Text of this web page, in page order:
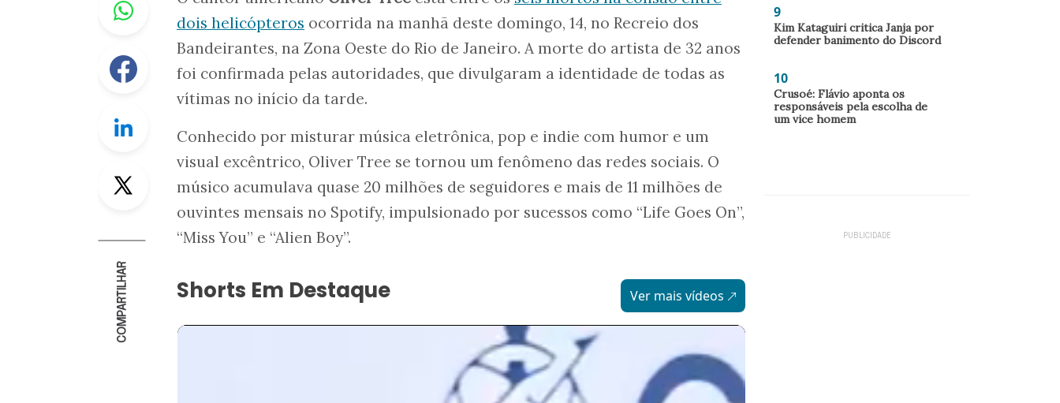
Facebook
Twitter
COMPARTILHAR
dois helicópteros ocorrida na manhã deste domingo, 14, no Recreio dos
Bandeirantes, na Zona Oeste do Rio de Janeiro. A morte do artista de 32 anos
foi confirmada pelas autoridades, que divulgaram a identidade de todas as
vítimas no início da tarde.
Conhecido por misturar música eletrônica, pop e indie com humor e um
visual excêntrico, Oliver Tree se tornou um fenômeno das redes sociais. O
músico acumulava quase 20 milhões de seguidores e mais de 11 milhões de
ouvintes mensais no Spotify, impulsionado por sucessos como “Life Goes On”,
“Miss You” e “Alien Boy”.
Shorts Em Destaque Ver mais vídeos
9
Kim Kataguiri critica Janja por
defender banimento do Discord
10
Crusoé: Flávio aponta os
responsáveis pela escolha de
um vice homem